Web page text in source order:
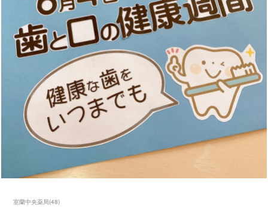
室蘭中央薬局(48)